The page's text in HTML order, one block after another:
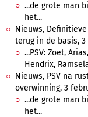
...de grote man
het...
Nieuws,
terug in de basis, 3
...PSV: Zoet,
Hendrix,
Nieuws, PSV na
overwinning, 3
...de grote man
het...